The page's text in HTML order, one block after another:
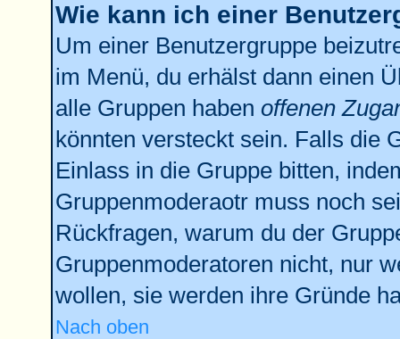
Wie kann ich einer
Um einer Benutzergruppe
im Menü, du erhälst dann einen
alle Gruppen haben offenen
könnten versteckt sein. Falls die
Einlass in die Gruppe bitten,
Gruppenmoderaotr muss noch
Rückfragen, warum du der
Gruppenmoderatoren nicht, nur
wollen, sie werden ihre Gründe
Nach oben